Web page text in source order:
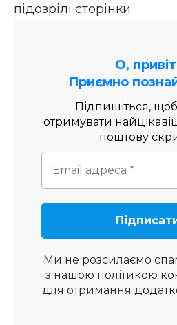
підозрілі сторінки.
О, привіт
Приємно
Підпишіться,
отримувати
поштову
Ми не розсилаємо
з нашою політикою
для отримання